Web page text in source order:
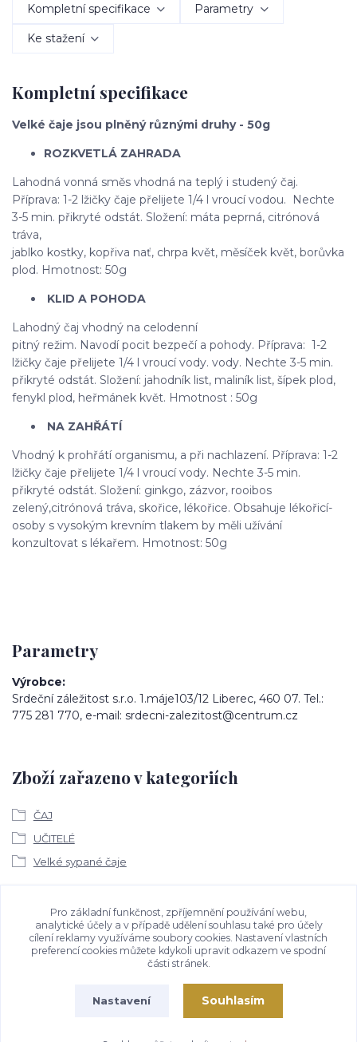
Kompletní specifikace Parametry
Ke stažení
Kompletní specifikace
Velké čaje jsou plněný různými druhy - 50g
ROZKVETLÁ ZAHRADA
Lahodná vonná směs vhodná na teplý i studený čaj.
Příprava: 1-2 lžičky čaje přelijete 1/4 l vroucí vodou. Nechte
3-5 min. přikryté odstát. Složení: máta peprná, citrónová
tráva,
jablko kostky, kopřiva nať, chrpa květ, měsíček květ, borůvka
plod. Hmotnost: 50g
KLID A POHODA
Lahodný čaj vhodný na celodenní
pitný režim. Navodí pocit bezpečí a pohody. Příprava: 1-2
lžičky čaje přelijete 1/4 l vroucí vody. vody. Nechte 3-5 min.
přikryté odstát. Složení: jahodník list, maliník list, šípek plod,
fenykl plod, heřmánek květ. Hmotnost : 50g
NA ZAHŘÁTÍ
Vhodný k prohřátí organismu, a při nachlazení. Příprava: 1-2
lžičky čaje přelijete 1/4 l vroucí vody. Nechte 3-5 min.
přikryté odstát. Složení: ginkgo, zázvor, rooibos
zelený,citrónová tráva, skořice, lékořice. Obsahuje lékořicí-
osoby s vysokým krevním tlakem by měli užívání
konzultovat s lékařem. Hmotnost: 50g
Parametry
Výrobce
Srdeční záležitost s.r.o. 1.máje103/12 Liberec, 460 07. Tel.:
775 281 770, e-mail: srdecni-zalezitost@centrum.cz
Zboží zařazeno v kategoriích
ČAJ
UČITELÉ
Velké sypané čaje
Ke stažení
Bezpečností upozornění
Pro základní funkčnost, zpříjemnění používání webu,
analytické účely a v případě udělení souhlasu také pro účely
cílení reklamy využíváme soubory cookies. Nastavení vlastních
preferencí cookies můžete kdykoli upravit odkazem ve spodní
části stránek.
Nastavení Souhlasím